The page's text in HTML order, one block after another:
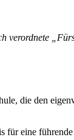
verordnete
die den
für eine